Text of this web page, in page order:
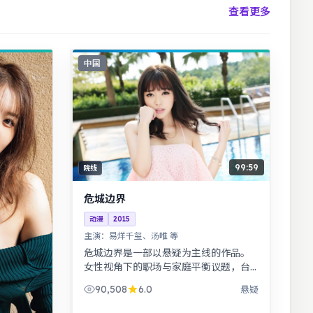
查看更多
中国
院线 99:59
危城边界
动漫 2015
主演：易烊千玺、汤唯 等
危城边界是一部以悬疑为主线的作品。
女性视角下的职场与家庭平衡议题，台
寓言，荒诞中见真实。
90,508 6.0 悬疑